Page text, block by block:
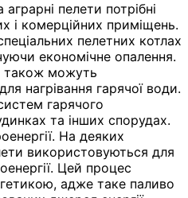
пелети потрібні
і комерційних приміщень.
пелетних котлах
економічне опалення.
також можуть
нагрівання гарячої води.
гарячого
та інших спорудах.
На деяких
використовуються для
Цей процес
адже таке паливо